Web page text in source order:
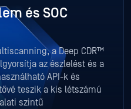
és SOC
a Deep CDR™
az észlelést és a
API-k és
teszik a kis létszámú
szintű